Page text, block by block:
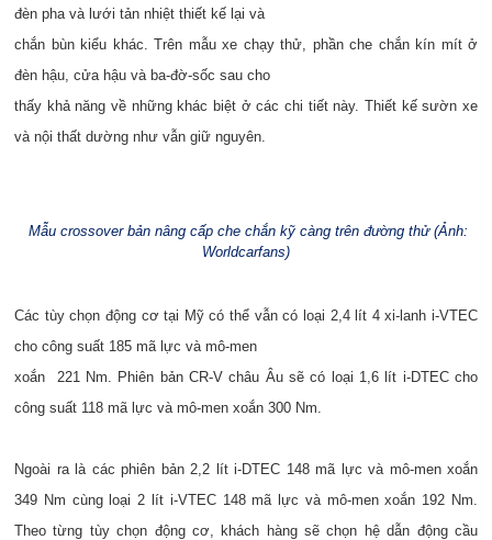
đèn pha và lưới tản nhiệt thiết kế lại và
chắn bùn kiểu khác. Trên mẫu xe chạy thử, phần che chắn kín mít ở
đèn hậu, cửa hậu và ba-đờ-sốc sau cho
thấy khả năng về những khác biệt ở các chi tiết này. Thiết kế sườn xe
và nội thất dường như vẫn giữ nguyên.
Mẫu crossover bản nâng cấp che chắn kỹ càng trên đường thử (Ảnh:
Worldcarfans)
Các tùy chọn động cơ tại Mỹ có thể vẫn có loại 2,4 lít 4 xi-lanh i-VTEC
cho công suất 185 mã lực và mô-men
xoắn 221 Nm. Phiên bản CR-V châu Âu sẽ có loại 1,6 lít i-DTEC cho
công suất 118 mã lực và mô-men xoắn 300 Nm.
Ngoài ra là các phiên bản 2,2 lít i-DTEC 148 mã lực và mô-men xoắn
349 Nm cùng loại 2 lít i-VTEC 148 mã lực và mô-men xoắn 192 Nm.
Theo từng tùy chọn động cơ, khách hàng sẽ chọn hệ dẫn động cầu